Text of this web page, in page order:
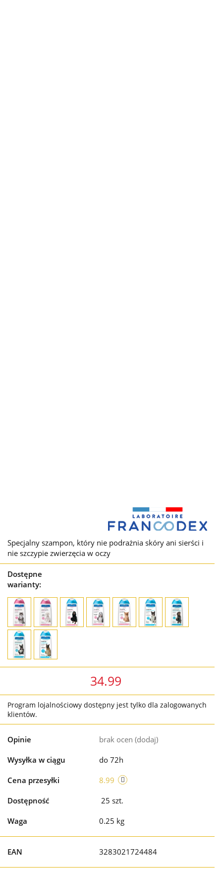
Specjalny szampon, który nie podrażnia skóry ani sierści i
nie szczypie zwierzęcia w oczy
Dostępne
warianty:
34.99
Program lojalnościowy dostępny jest tylko dla zalogowanych
klientów.
Opinie brak ocen (dodaj)
Wysyłka w ciągu do 72h
Cena przesyłki 8.99
Dostępność 25 szt.
Waga 0.25 kg
EAN 3283021724484